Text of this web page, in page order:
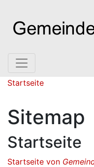
Startseite
Sitemap
Startseite
Startseite von